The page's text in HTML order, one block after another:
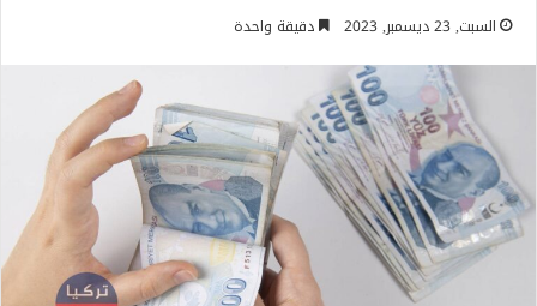
السبت, 23 ديسمبر, 2023 دقيقة واحدة